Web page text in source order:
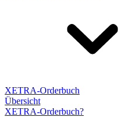
XETRA-Orderbuch
Übersicht
XETRA-Orderbuch?